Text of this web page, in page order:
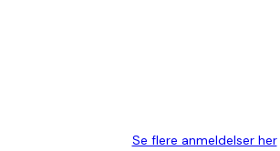
Se flere anmeldelser her